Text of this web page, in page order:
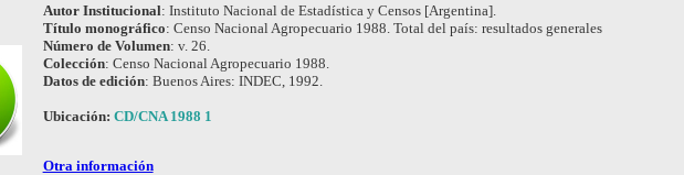
Autor Institucional: Instituto Nacional de Estadística y Censos [Argentina].
Título monográfico: Censo Nacional Agropecuario 1988. Total del país: resultados generales
Número de Volumen: v. 26.
Colección: Censo Nacional Agropecuario 1988.
Datos de edición: Buenos Aires: INDEC, 1992.
Ubicación: CD/CNA 1988 1
Otra información